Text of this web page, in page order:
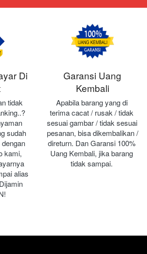
Di
tidak
sudah
kami,
alias
Garansi Uang
Kembali
Apabila barang yang di
terima cacat / rusak / tidak
sesuai gambar / tidak sesuai
pesanan, bisa dikembalikan /
direturn. Dan Garansi 100%
Uang Kembali, jika barang
tidak sampai.